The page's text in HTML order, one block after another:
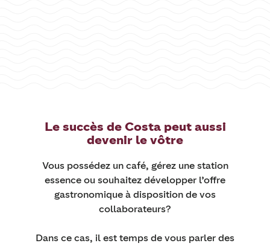
Le succès de Costa peut aussi
devenir le vôtre
Vous possédez un café, gérez une station
essence ou souhaitez développer l’offre
gastronomique à disposition de vos
collaborateurs?
Dans ce cas, il est temps de vous parler des